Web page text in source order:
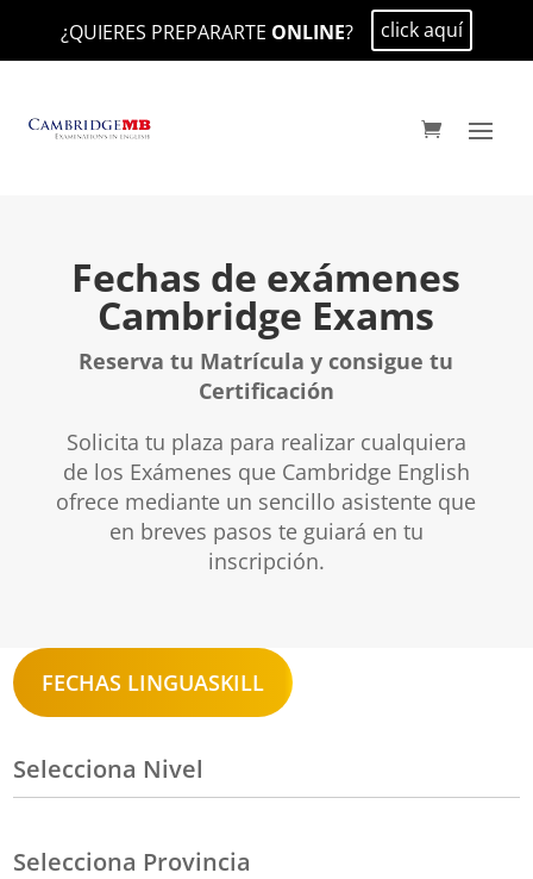
¿QUIERES PREPARARTE ONLINE? click aquí
Fechas de exámenes
Cambridge Exams
Reserva tu Matrícula y consigue tu
Certificación
Solicita tu plaza para realizar cualquiera
de los Exámenes que Cambridge English
ofrece mediante un sencillo asistente que
en breves pasos te guiará en tu
inscripción.
FECHAS LINGUASKILL
Selecciona Nivel
Selecciona Provincia